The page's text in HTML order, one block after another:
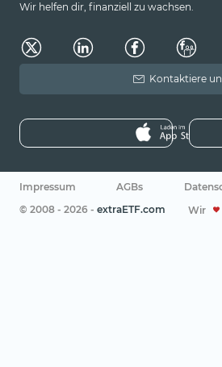
Wir helfen dir, finanziell zu wachsen.
Kontaktiere
Impressum AGBs
© 2008 - 2026 - extraETF.com Wir